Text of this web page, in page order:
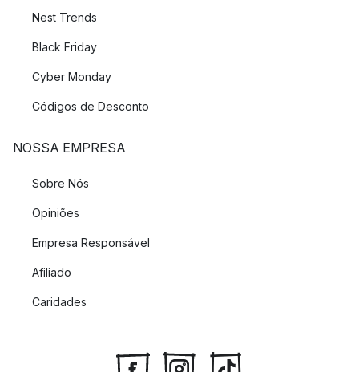
Nest Trends
Black Friday
Cyber Monday
Códigos de Desconto
NOSSA EMPRESA
Sobre Nós
Opiniões
Empresa Responsável
Afiliado
Caridades